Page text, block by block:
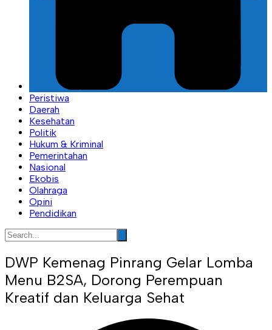
Peristiwa
Daerah
Kesehatan
Politik
Hukum & Kriminal
Pemerintahan
Nasional
Ekobis
Olahraga
Opini
Pendidikan
DWP Kemenag Pinrang Gelar Lomba
Menu B2SA, Dorong Perempuan
Kreatif dan Keluarga Sehat